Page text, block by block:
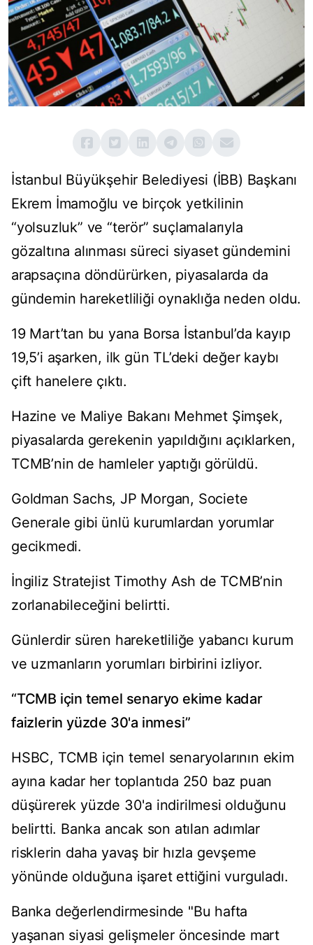
İstanbul Büyükşehir Belediyesi (İBB) Başkanı
Ekrem İmamoğlu ve birçok yetkilinin
“yolsuzluk” ve “terör” suçlamalarıyla
gözaltına alınması süreci siyaset gündemini
arapsaçına döndürürken, piyasalarda da
gündemin hareketliliği oynaklığa neden oldu.
19 Mart’tan bu yana Borsa İstanbul’da kayıp
19,5’i aşarken, ilk gün TL’deki değer kaybı
çift hanelere çıktı.
Hazine ve Maliye Bakanı Mehmet Şimşek,
piyasalarda gerekenin yapıldığını açıklarken,
TCMB’nin de hamleler yaptığı görüldü.
Goldman Sachs, JP Morgan, Societe
Generale gibi ünlü kurumlardan yorumlar
gecikmedi.
İngiliz Stratejist Timothy Ash de TCMB’nin
zorlanabileceğini belirtti.
Günlerdir süren hareketliliğe yabancı kurum
ve uzmanların yorumları birbirini izliyor.
“TCMB için temel senaryo ekime kadar
faizlerin yüzde 30'a inmesi”
HSBC, TCMB için temel senaryolarının ekim
ayına kadar her toplantıda 250 baz puan
düşürerek yüzde 30'a indirilmesi olduğunu
belirtti. Banka ancak son atılan adımlar
risklerin daha yavaş bir hızla gevşeme
yönünde olduğuna işaret ettiğini vurguladı.
Banka değerlendirmesinde "Bu hafta
yaşanan siyasi gelişmeler öncesinde mart